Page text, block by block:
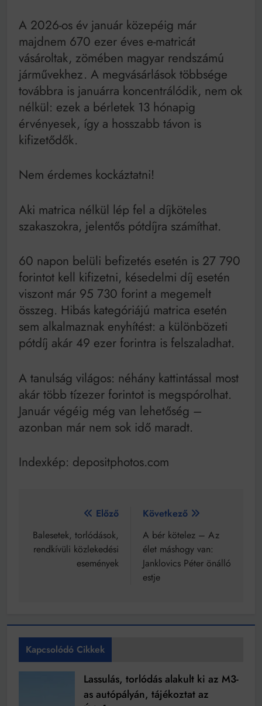
A 2026-os év január közepéig már
majdnem 670 ezer éves e-matricát
vásároltak, zömében magyar rendszámú
járművekhez. A megvásárlások többsége
továbbra is januárra koncentrálódik, nem ok
nélkül: ezek a bérletek 13 hónapig
érvényesek, így a hosszabb távon is
kifizetődők.
Nem érdemes kockáztatni!
Aki matrica nélkül lép fel a díjköteles
szakaszokra, jelentős pótdíjra számíthat.
60 napon belüli befizetés esetén is 27 790
forintot kell kifizetni, késedelmi díj esetén
viszont már 95 730 forint a megemelt
összeg. Hibás kategóriájú matrica esetén
sem alkalmaznak enyhítést: a különbözeti
pótdíj akár 49 ezer forintra is felszaladhat.
A tanulság világos: néhány kattintással most
akár több tízezer forintot is megspórolhat.
Január végéig még van lehetőség –
azonban már nem sok idő maradt.
Indexkép: depositphotos.com
Bejegyzés
navigáció
Előző
Balesetek, torlódások,
rendkívüli közlekedési
események
Következő
A bér kötelez – Az
élet máshogy van:
Janklovics Péter önálló
estje
Kapcsolódó Cikkek
Lassulás, torlódás alakult ki az M3-
as autópályán, tájékoztat az